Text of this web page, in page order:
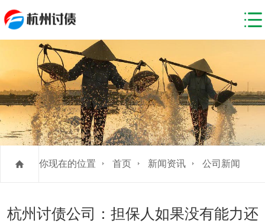
你现在的位置 首页 新闻资讯 公司新闻
杭州讨债公司：担保人如果没有能力还